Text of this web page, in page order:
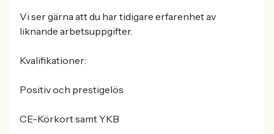
Vi ser gärna att du har tidigare erfarenhet av
liknande arbetsuppgifter.
Kvalifikationer:
Positiv och prestigelös
CE-Körkort samt YKB